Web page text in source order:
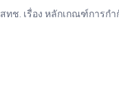
ช. เรื่อง หลักเกณฑ์การก